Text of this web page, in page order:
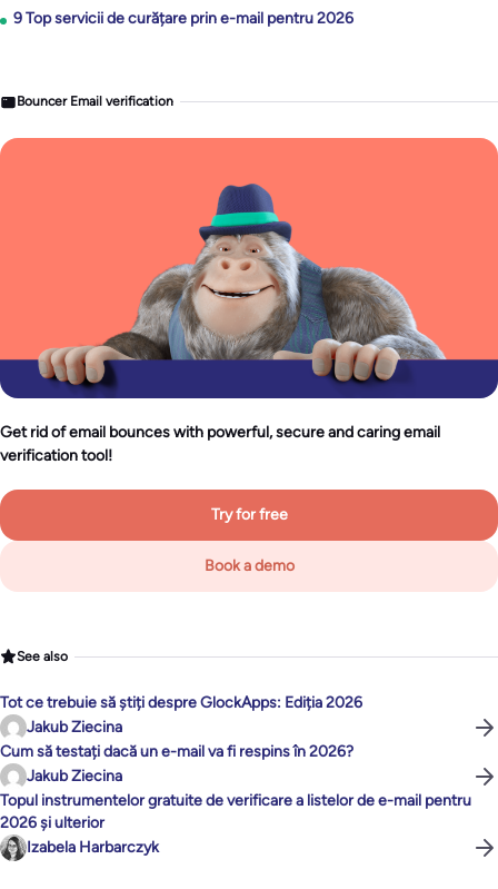
9 Top servicii de curățare prin e-mail pentru 2026
Bouncer Email verification
Get rid of email bounces with powerful, secure and caring email
verification tool!
Try for free
Book a demo
See also
Tot ce trebuie să știți despre GlockApps: Ediția 2026
Jakub Ziecina
Cum să testați dacă un e-mail va fi respins în 2026?
Jakub Ziecina
Topul instrumentelor gratuite de verificare a listelor de e-mail pentru
2026 și ulterior
Izabela Harbarczyk